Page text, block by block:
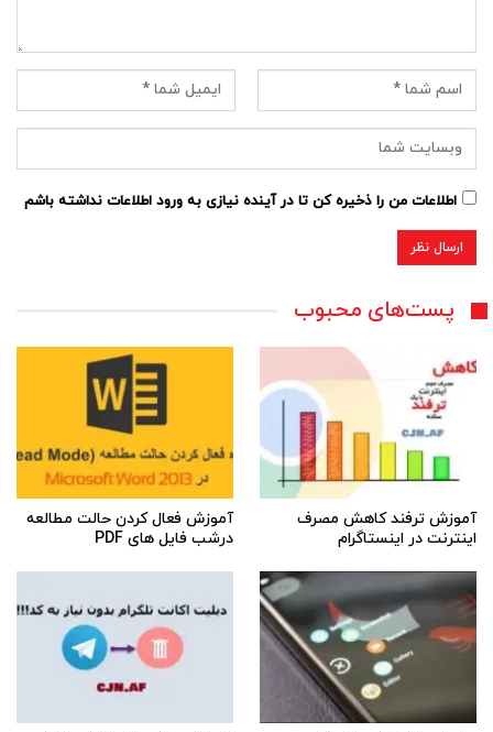
اطلاعات من را ذخیره کن تا در آینده نیازی به ورود اطلاعات نداشته باشم
پست‌های محبوب
آموزش ترفند کاهش مصرف
اینترنت در اینستاگرام
آموزش فعال کردن حالت مطالعه
درشب فایل های PDF